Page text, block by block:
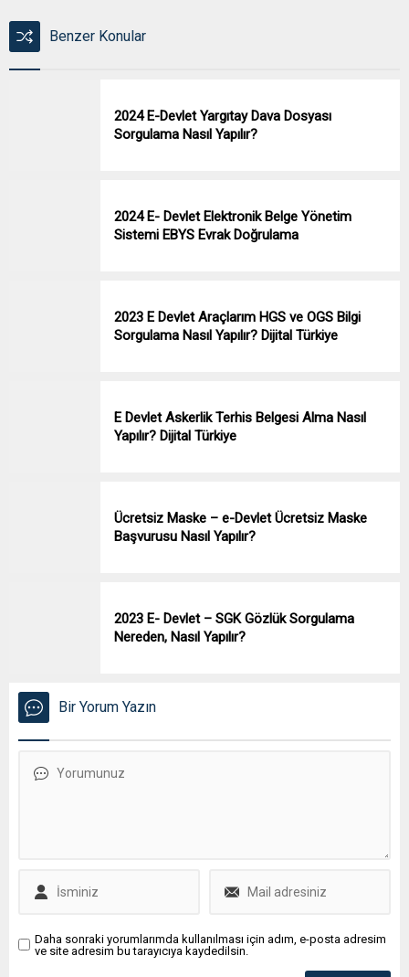
Benzer Konular
2024 E-Devlet Yargıtay Dava Dosyası
Sorgulama Nasıl Yapılır?
2024 E- Devlet Elektronik Belge Yönetim
Sistemi EBYS Evrak Doğrulama
2023 E Devlet Araçlarım HGS ve OGS Bilgi
Sorgulama Nasıl Yapılır? Dijital Türkiye
E Devlet Askerlik Terhis Belgesi Alma Nasıl
Yapılır? Dijital Türkiye
Ücretsiz Maske – e-Devlet Ücretsiz Maske
Başvurusu Nasıl Yapılır?
2023 E- Devlet – SGK Gözlük Sorgulama
Nereden, Nasıl Yapılır?
Bir Yorum Yazın
Daha sonraki yorumlarımda kullanılması için adım, e-posta adresim
ve site adresim bu tarayıcıya kaydedilsin.